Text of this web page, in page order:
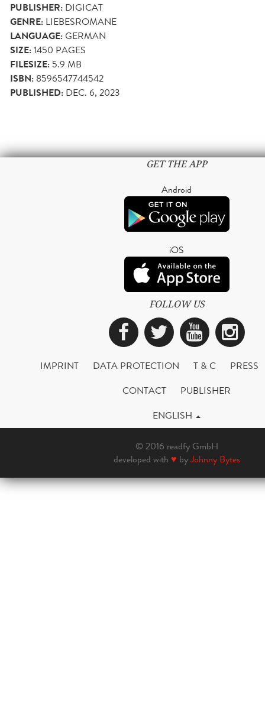
PUBLISHER: DIGICAT
GENRE: LIEBESROMANE
LANGUAGE:GERMAN
SIZE:1450 PAGES
FILESIZE: 5.9 MB
ISBN: 8596547744542
PUBLISHED: DEC. 6, 2023
GET THE APP
Android
iOS
FOLLOW US
Facebook
Twitter
IMPRINT DATA PROTECTION T & C
PRESS
CONTACT
PUBLISHER
ENGLISH
© 2016 readfy GmbH
developed with ♥ byJohnny Bytes